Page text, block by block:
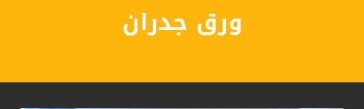
ورق جدران